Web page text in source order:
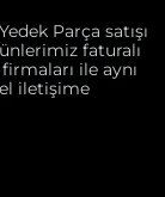
Parça satışı
faturalı
ile aynı
iletişime